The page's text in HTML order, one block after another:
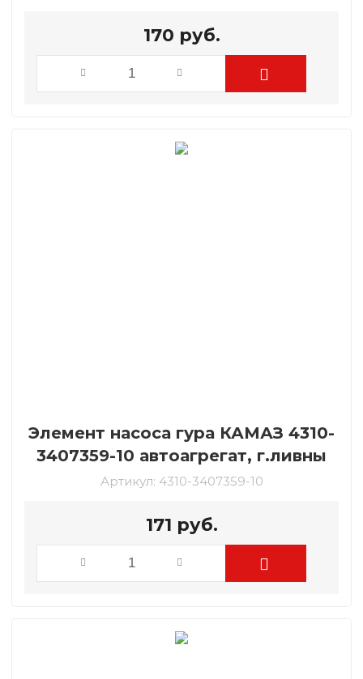
170 руб.
Элемент насоса гура КАМАЗ 4310-
3407359-10 автоагрегат, г.ливны
Артикул: 4310-3407359-10
171 руб.